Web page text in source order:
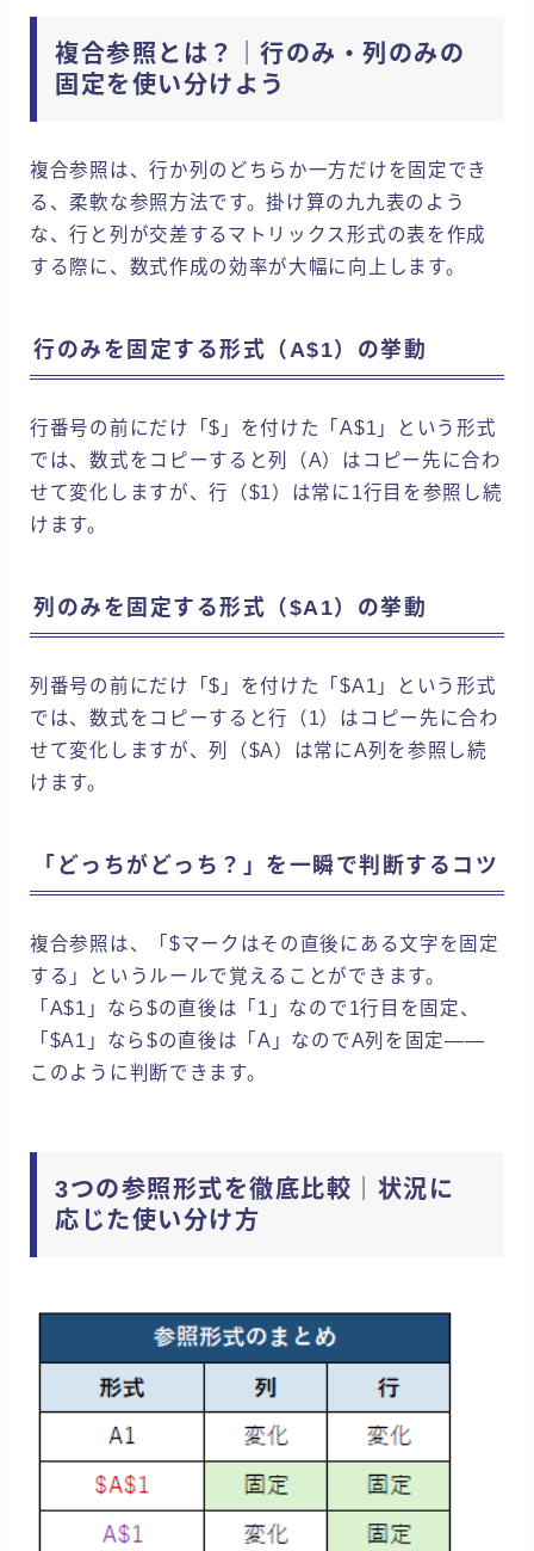
複合参照とは？｜行のみ・列のみの
固定を使い分けよう
複合参照は、行か列のどちらか一方だけを固定でき
る、柔軟な参照方法です。掛け算の九九表のよう
な、行と列が交差するマトリックス形式の表を作成
する際に、数式作成の効率が大幅に向上します。
行のみを固定する形式（A$1）の挙動
行番号の前にだけ「$」を付けた「A$1」という形式
では、数式をコピーすると列（A）はコピー先に合わ
せて変化しますが、行（$1）は常に1行目を参照し続
けます。
列のみを固定する形式（$A1）の挙動
列番号の前にだけ「$」を付けた「$A1」という形式
では、数式をコピーすると行（1）はコピー先に合わ
せて変化しますが、列（$A）は常にA列を参照し続
けます。
「どっちがどっち？」を一瞬で判断するコツ
複合参照は、「$マークはその直後にある文字を固定
する」というルールで覚えることができます。
「A$1」なら$の直後は「1」なので1行目を固定、
「$A1」なら$の直後は「A」なのでA列を固定——
このように判断できます。
3つの参照形式を徹底比較｜状況に
応じた使い分け方